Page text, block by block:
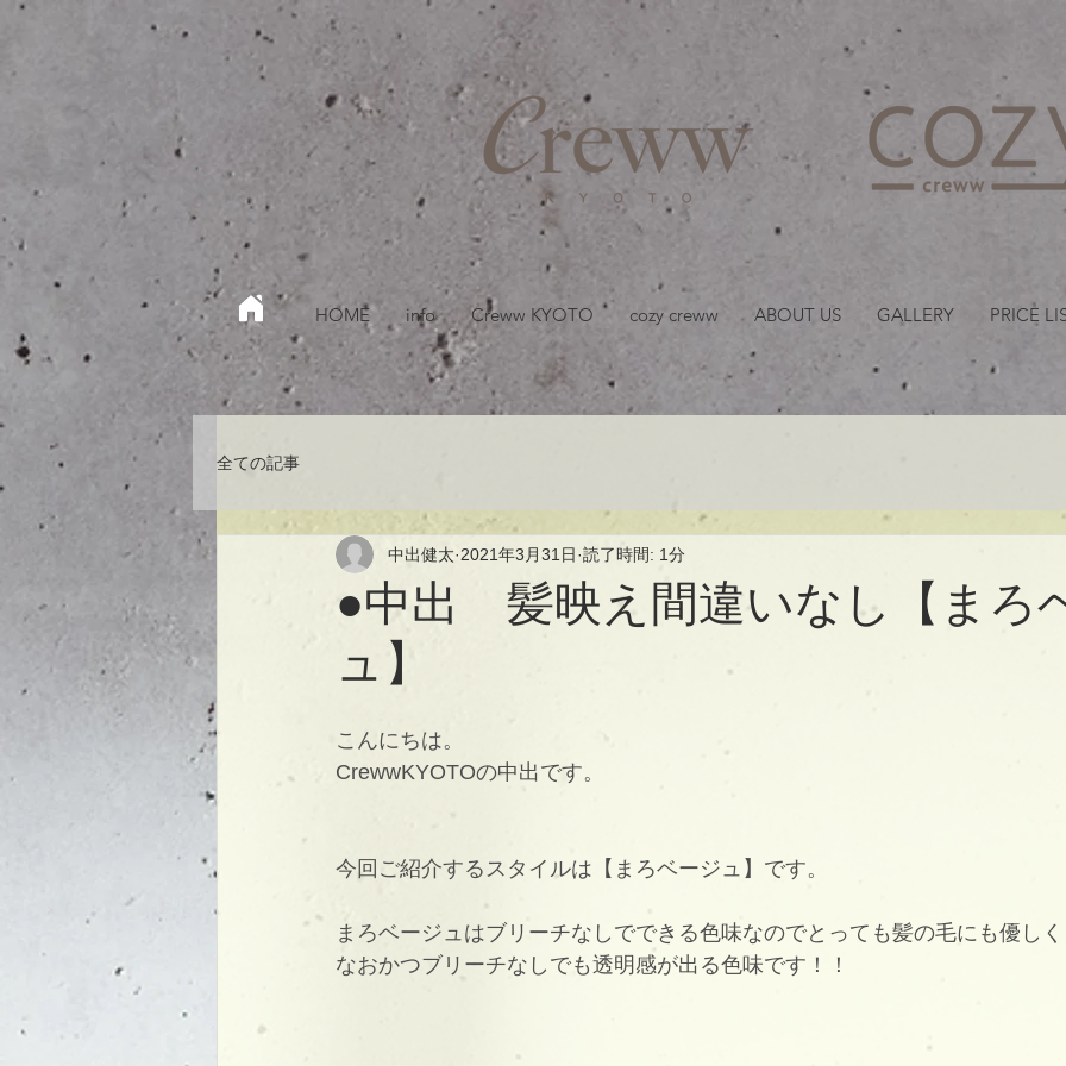
HOME info Creww KYOTO cozy creww ABOUT US GALLERY PRICE
全ての記事
●中出 髪映え間違いなし【まろ
ュ】
中出健太 2021年3月31日 読了時間: 1分
こんにちは。
CrewwKYOTOの中出です。
今回ご紹介するスタイルは【まろベージュ】です。
まろベージュはブリーチなしでできる色味なのでとっても髪の毛にも優しく
なおかつブリーチなしでも透明感が出る色味です！！